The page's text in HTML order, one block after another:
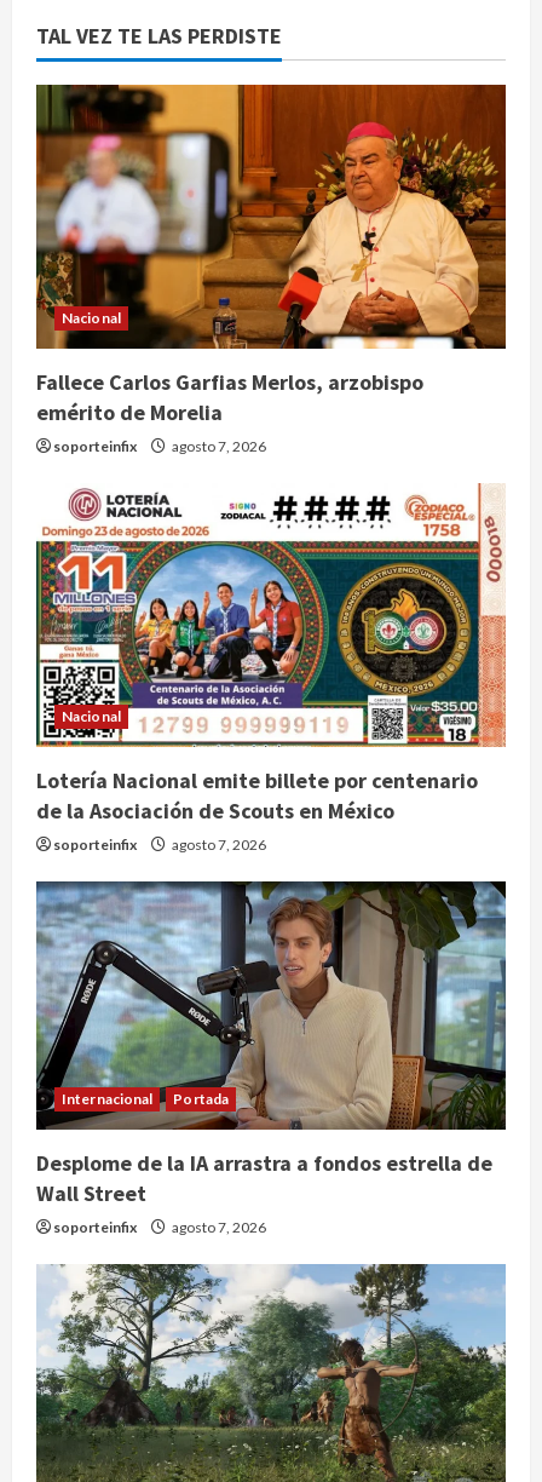
TAL VEZ TE LAS PERDISTE
Nacional
Fallece Carlos Garfias Merlos, arzobispo
emérito de Morelia
soporteinfix agosto 7, 2026
Nacional
Lotería Nacional emite billete por centenario
de la Asociación de Scouts en México
soporteinfix agosto 7, 2026
Internacional Portada
Desplome de la IA arrastra a fondos estrella de
Wall Street
soporteinfix agosto 7, 2026